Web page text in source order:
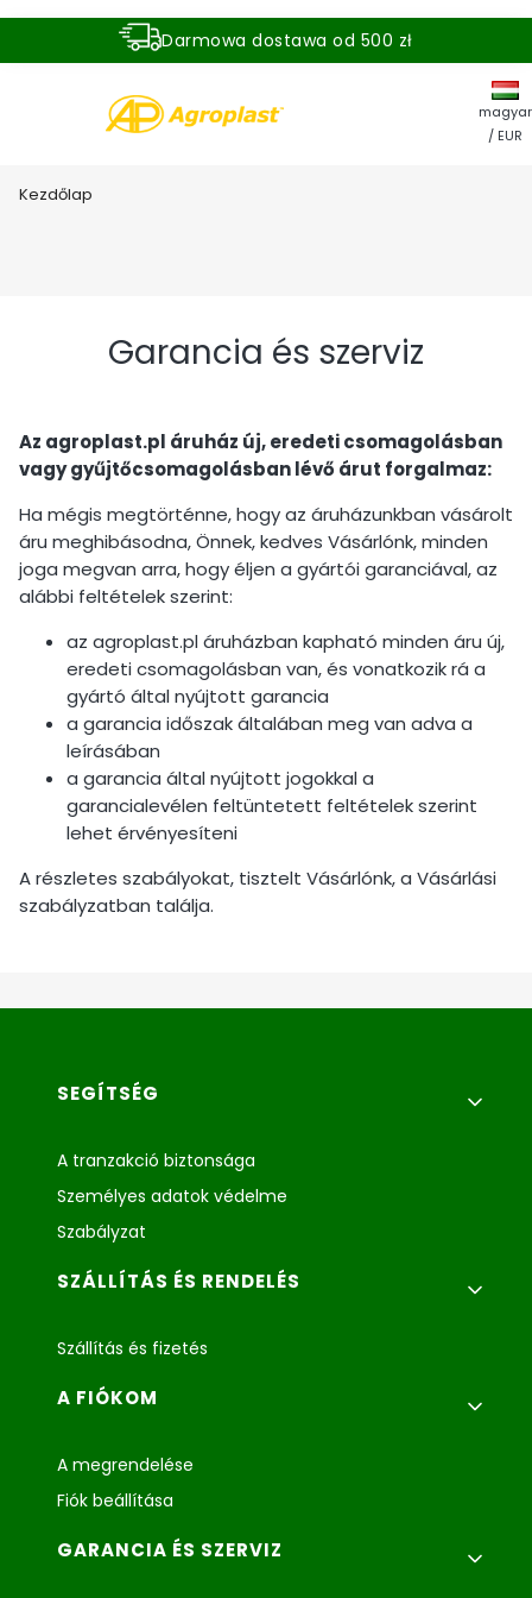
Darmowa dostawa od 500 zł
magyar
/ EUR
Kezdőlap
Garancia és szerviz
Az agroplast.pl áruház új, eredeti csomagolásban
vagy gyűjtőcsomagolásban lévő árut forgalmaz:
Ha mégis megtörténne, hogy az áruházunkban vásárolt
áru meghibásodna, Önnek, kedves Vásárlónk, minden
joga megvan arra, hogy éljen a gyártói garanciával, az
alábbi feltételek szerint:
az agroplast.pl áruházban kapható minden áru új,
eredeti csomagolásban van, és vonatkozik rá a
gyártó által nyújtott garancia
a garancia időszak általában meg van adva a
leírásában
a garancia által nyújtott jogokkal a
garancialevélen feltüntetett feltételek szerint
lehet érvényesíteni
A részletes szabályokat, tisztelt Vásárlónk, a Vásárlási
szabályzatban találja.
Lábléc menü
SEGÍTSÉG
A tranzakció biztonsága
Személyes adatok védelme
Szabályzat
SZÁLLÍTÁS ÉS RENDELÉS
Szállítás és fizetés
A FIÓKOM
A megrendelése
Fiók beállítása
GARANCIA ÉS SZERVIZ